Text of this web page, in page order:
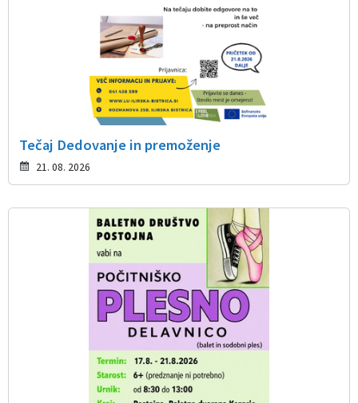
Tečaj Dedovanje in premoženje
21. 08. 2026